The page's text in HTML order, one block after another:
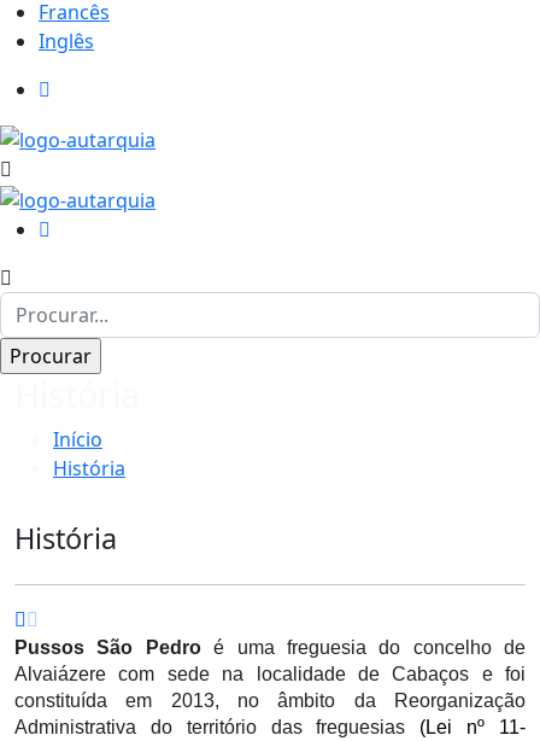
Francês
Inglês
Início
História
História
Pussos São Pedroé uma freguesia do concelho de
Alvaiázere com sede na localidade de
Cabaços e foi
constituída em 2013, no âmbito da Reorganização
Administrativa do território das freguesias (Lei nº 11-